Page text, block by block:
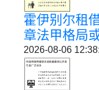
霍伊别尔租
章法甲格局
2026-08-06